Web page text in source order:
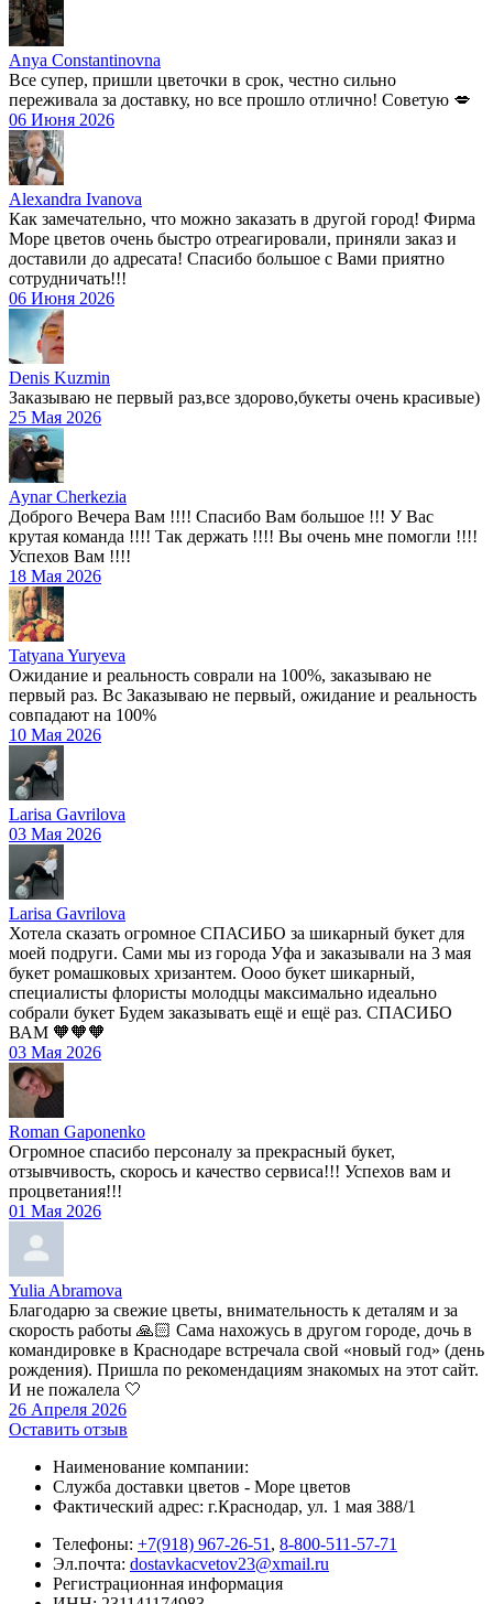
Anya Constantinovna
Все супер, пришли цветочки в срок, честно сильно
переживала за доставку, но все прошло отлично! Советую 💋
06 Июня 2026
Alexandra Ivanova
Как замечательно, что можно заказать в другой город! Фирма
Море цветов очень быстро отреагировали, приняли заказ и
доставили до адресата! Спасибо большое с Вами приятно
сотрудничать!!!
06 Июня 2026
Denis Kuzmin
Заказываю не первый раз,все здорово,букеты очень красивые)
25 Мая 2026
Aynar Cherkezia
Доброго Вечера Вам !!!! Спасибо Вам большое !!! У Вас
крутая команда !!!! Так держать !!!! Вы очень мне помогли !!!!
Успехов Вам !!!!
18 Мая 2026
Tatyana Yuryeva
Ожидание и реальность соврали на 100%, заказываю не
первый раз. Вс Заказываю не первый, ожидание и реальность
совпадают на 100%
10 Мая 2026
Larisa Gavrilova
03 Мая 2026
Larisa Gavrilova
Хотела сказать огромное СПАСИБО за шикарный букет для
моей подруги. Сами мы из города Уфа и заказывали на 3 мая
букет ромашковых хризантем. Оооо букет шикарный,
специалисты флористы молодцы максимально идеально
собрали букет Будем заказывать ещё и ещё раз. СПАСИБО
ВАМ 🧡🧡🧡
03 Мая 2026
Roman Gaponenko
Огромное спасибо персоналу за прекрасный букет,
отзывчивость, скорось и качество сервиса!!! Успехов вам и
процветания!!!
01 Мая 2026
Yulia Abramova
Благодарю за свежие цветы, внимательность к деталям и за
скорость работы 🙏🏻 Сама нахожусь в другом городе, дочь в
командировке в Краснодаре встречала свой «новый год» (день
рождения). Пришла по рекомендациям знакомых на этот сайт.
И не пожалела 🤍
26 Апреля 2026
Оставить отзыв
Наименование компании:
Служба доставки цветов - Море цветов
Фактический адрес: г.Краснодар, ул. 1 мая 388/1
Телефоны: +7(918) 967-26-51 , 8-800-511-57-71
Эл.почта: dostavkacvetov23@xmail.ru
Регистрационная информация